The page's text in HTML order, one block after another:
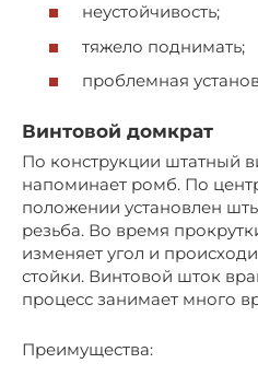
неустойчивость;
тяжело поднимать;
проблемная
Винтовой домкрат
По конструкции штатный
напоминает ромб. По
положении установлен
резьба. Во время
изменяет угол и
стойки. Винтовой шток
процесс занимает много
Преимущества: